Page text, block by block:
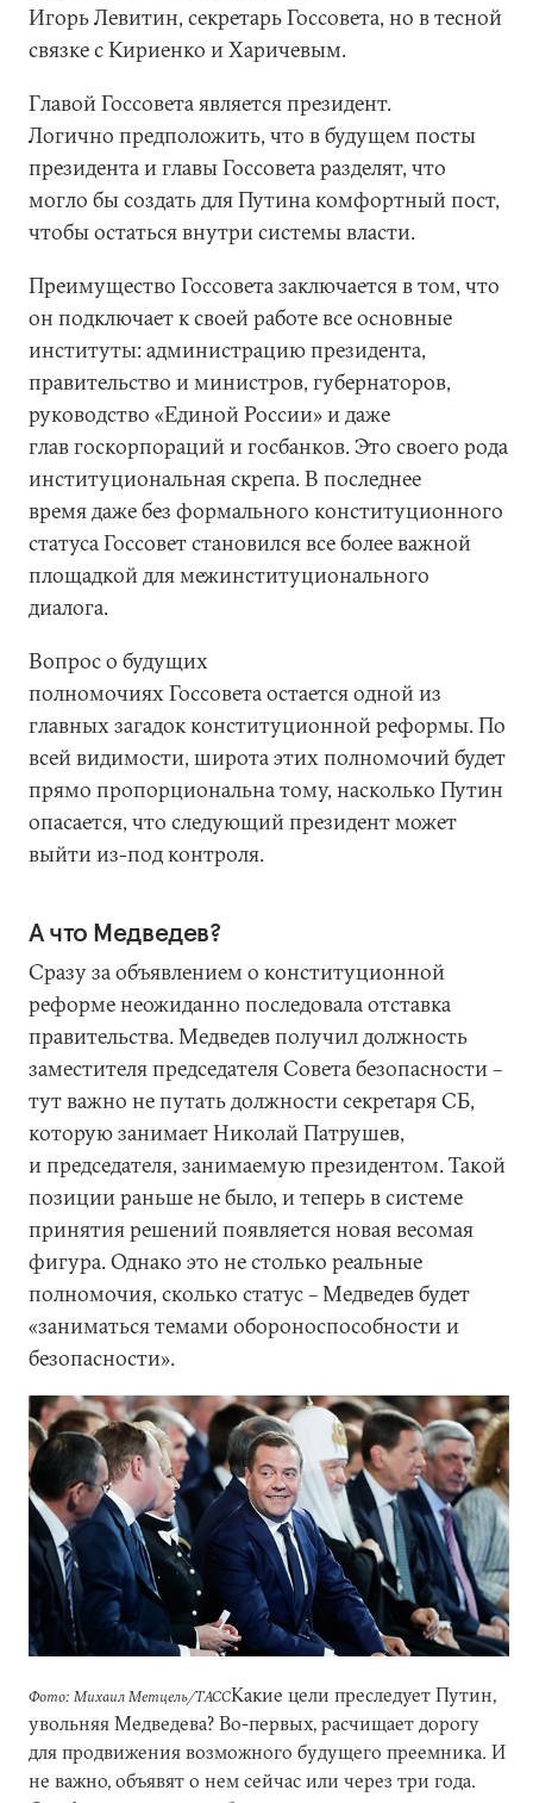
Игорь Левитин, секретарь Госсовета, но в тесной
связке с Кириенко и Харичевым.
Главой Госсовета является президент.
Логично предположить, что в будущем посты
президента и главы Госсовета разделят, что
могло бы создать для Путина комфортный пост,
чтобы остаться внутри системы власти.
Преимущество Госсовета заключается в том, что
он подключает к своей работе все основные
институты: администрацию президента,
правительство и министров, губернаторов,
руководство «Единой России» и даже
глав госкорпораций и госбанков. Это своего рода
институциональная скрепа. В последнее
время даже без формального конституционного
статуса Госсовет становился все более важной
площадкой для межинституционального
диалога.
Вопрос о будущих
полномочиях Госсовета остается одной из
главных загадок конституционной реформы. По
всей видимости, широта этих полномочий будет
прямо пропорциональна тому, насколько Путин
опасается, что следующий президент может
выйти из-под контроля.
А что Медведев?
Сразу за объявлением о конституционной
реформе неожиданно последовала отставка
правительства. Медведев получил должность
заместителя председателя Совета безопасности –
тут важно не путать должности секретаря СБ,
которую занимает Николай Патрушев,
и председателя, занимаемую президентом. Такой
позиции раньше не было, и теперь в системе
принятия решений появляется новая весомая
фигура. Однако это не столько реальные
полномочия, сколько статус – Медведев будет
«заниматься темами обороноспособности и
безопасности».
Фото: Михаил Метцель/ТАССКакие цели преследует Путин,
увольняя Медведева? Во-первых, расчищает дорогу
для продвижения возможного будущего преемника. И
не важно, объявят о нем сейчас или через три года.